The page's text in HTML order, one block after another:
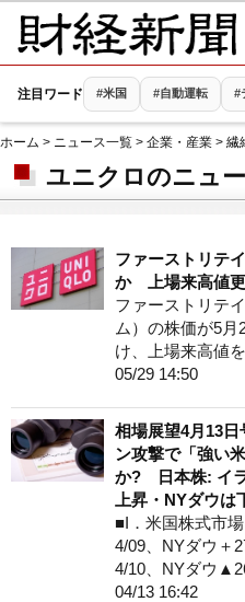
注目ワード #米国 #自動運転 #
ホーム > ニュース一覧 > 企業・産業 > 繊
ユニクロのニュ
ファーストリテ
か 上場来高値
ファーストリテ
ム）の株価が5
け、上場来高値
05/29 14:50
相場展望4月13
ン攻撃で「強い
か? 日本株: イ
上昇・NYダウ
■I．米国株式市
4/09、NYダウ＋
4/10、NYダウ
04/13 16:42